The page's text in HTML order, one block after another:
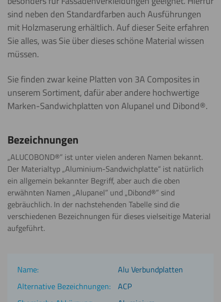
sind neben den Standardfarben auch Ausführungen
mit Holzmaserung erhältlich. Auf dieser Seite erfahren
Sie alles, was Sie über dieses schöne Material wissen
müssen.
Sie finden zwar keine Platten von 3A Composites in
unserem Sortiment, dafür aber andere hochwertige
Marken-Sandwichplatten von Alupanel und Dibond®.
Bezeichnungen
„ALUCOBOND®” ist unter vielen anderen Namen bekannt.
Der Materialtyp „Aluminium-Sandwichplatte“ ist natürlich
ein allgemein bekannter Begriff, aber auch die oben
erwähnten Namen „Alupanel” und „Dibond®” sind
gebräuchlich. In der nachstehenden Tabelle sind die
verschiedenen Bezeichnungen für dieses vielseitige Material
aufgeführt.
Alu Verbundplatten
ACP